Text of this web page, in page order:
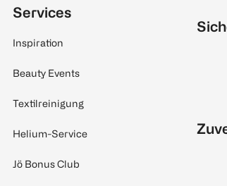
Services
Inspiration
Beauty Events
Textilreinigung
Helium-Service
Jö Bonus Club